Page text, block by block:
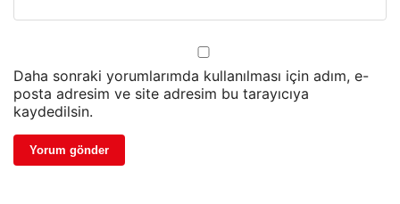
Daha sonraki yorumlarımda kullanılması için adım, e-
posta adresim ve site adresim bu tarayıcıya
kaydedilsin.